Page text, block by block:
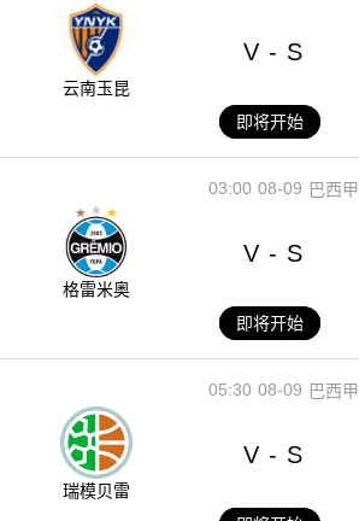
云南玉昆
V - S
即将开始
08-09
03:00 巴西甲
格雷米奥
V - S
即将开始
08-09
05:30 巴西甲
瑞模贝雷
V - S